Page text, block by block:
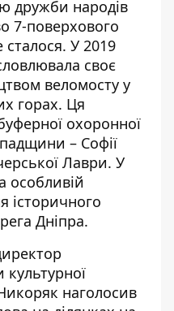
дружби народів
7-поверхового
У 2019
своє
веломосту у
горах. Ця
охоронної
– Софії
Лаври. У
особливій
історичного
Дніпра.
наголосив